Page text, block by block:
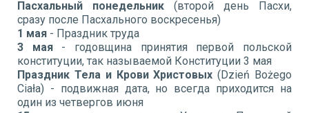
Пасхальный понедельник (второй день Пасхи,
сразу после Пасхального воскресенья)
1 мая - Праздник труда
3 мая - годовщина принятия первой польской
конституции, так называемой Конституции 3 мая
Праздник Тела и Крови Христовых (Dzień Bożego
Ciała) - подвижная дата, но всегда приходится на
один из четвергов июня